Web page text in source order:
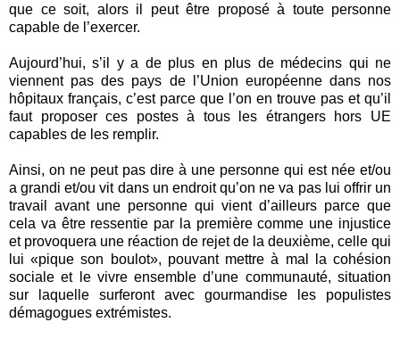
que ce soit, alors il peut être proposé à toute personne
capable de l’exercer.
Aujourd’hui, s’il y a de plus en plus de médecins qui ne
viennent pas des pays de l’Union européenne dans nos
hôpitaux français, c’est parce que l’on en trouve pas et qu’il
faut proposer ces postes à tous les étrangers hors UE
capables de les remplir.
Ainsi, on ne peut pas dire à une personne qui est née et/ou
a grandi et/ou vit dans un endroit qu’on ne va pas lui offrir un
travail avant une personne qui vient d’ailleurs parce que
cela va être ressentie par la première comme une injustice
et provoquera une réaction de rejet de la deuxième, celle qui
lui «pique son boulot», pouvant mettre à mal la cohésion
sociale et le vivre ensemble d’une communauté, situation
sur laquelle surferont avec gourmandise les populistes
démagogues extrémistes.